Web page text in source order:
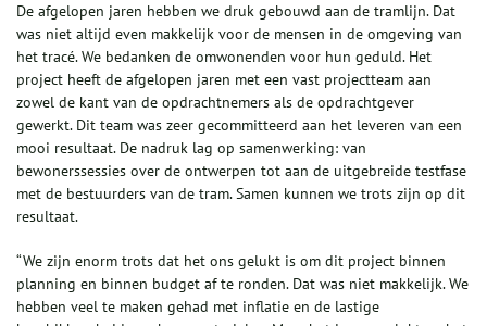
De afgelopen jaren hebben we druk gebouwd aan de tramlijn. Dat
was niet altijd even makkelijk voor de mensen in de omgeving van
het tracé. We bedanken de omwonenden voor hun geduld. Het
project heeft de afgelopen jaren met een vast projectteam aan
zowel de kant van de opdrachtnemers als de opdrachtgever
gewerkt. Dit team was zeer gecommitteerd aan het leveren van een
mooi resultaat. De nadruk lag op samenwerking: van
bewonerssessies over de ontwerpen tot aan de uitgebreide testfase
met de bestuurders van de tram. Samen kunnen we trots zijn op dit
resultaat.
“We zijn enorm trots dat het ons gelukt is om dit project binnen
planning en binnen budget af te ronden. Dat was niet makkelijk. We
hebben veel te maken gehad met inflatie en de lastige